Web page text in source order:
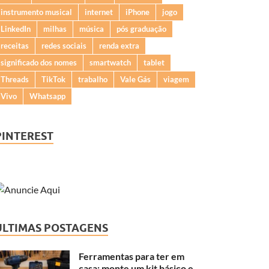
instrumento musical internet iPhone
jogo
LinkedIn
milhas música
pós graduação
receitas
redes sociais
renda extra
significado dos nomes
smartwatch
tablet
Threads
TikTok trabalho Vale Gás
viagem
Vivo
Whatsapp
POSTAGENS
Ferramentas para ter em